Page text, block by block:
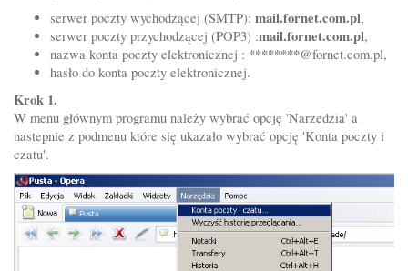
serwer poczty wychodzącej (SMTP): mail.fornet.com.pl,
serwer poczty przychodzącej (POP3) :mail.fornet.com.pl,
nazwa konta poczty elektronicznej : ********@fornet.com.pl,
hasło do konta poczty elektronicznej.
Krok 1.
W menu głównym programu należy wybrać opcję 'Narzedzia' a
nastepnie z podmenu które się ukazało wybrać opcję 'Konta poczty i
czatu'.